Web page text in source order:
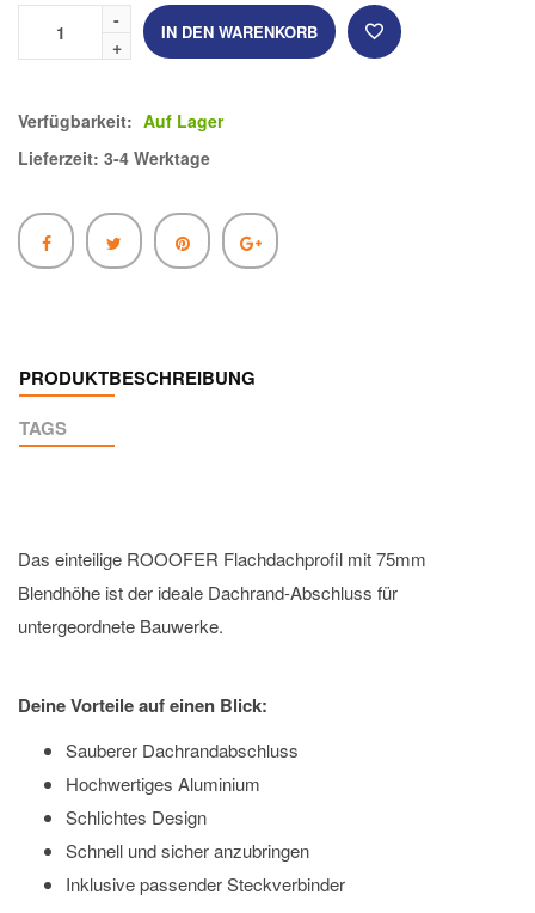
IN DEN WARENKORB
Verfügbarkeit: Auf Lager
Lieferzeit: 3-4 Werktage
PRODUKTBESCHREIBUNG
TAGS
Das einteilige ROOOFER Flachdachprofil mit 75mm
Blendhöhe ist der ideale Dachrand-Abschluss für
untergeordnete Bauwerke.
Deine Vorteile auf einen Blick:
Sauberer Dachrandabschluss
Hochwertiges Aluminium
Schlichtes Design
Schnell und sicher anzubringen
Inklusive passender Steckverbinder